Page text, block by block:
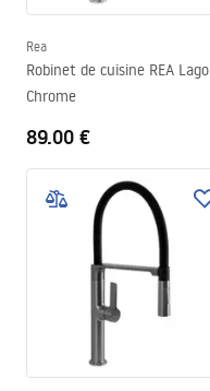
Rea
Robinet de cuisine REA Lago
Chrome
89.00 €